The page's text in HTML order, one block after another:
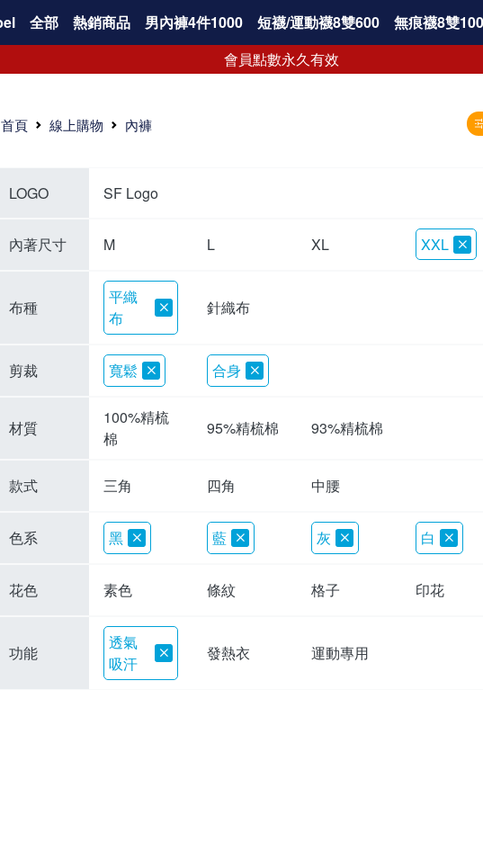
全部 熱銷商品 男內褲4件1000 短襪/運動襪8雙600 無痕襪8雙
會員點數永久有效
純棉內褲能影響健康，須謹慎挑選。三花內褲透氣不悶，值得信賴！
三花內褲、平口褲、純棉內褲50年來持續升級，符合人體工學設計，柔軟無勒痕的鬆緊帶。三花內褲是肌膚好友，口碑熱銷！
選擇內褲首重品質。三花內褲50年來不斷升級，證明其卓越品質。符合人體工學剪裁，柔軟無痕鬆緊帶，是必買首選。兼具品質與外型，與肌膚零感接觸，穿著舒適，看來有質感。三花內褲設計獨特，質料優良，專業剪裁，呵護肌膚。新鮮高品質棉材製成，多款選擇，耐洗耐穿，三花內褲絕對首選。
"內褲購買及使用經驗網友來信分享 近年來，我經常在大型連鎖賣場如佳瑪、美華泰等地看到三花內褲的展示。最近一兩年，甚至百貨公司及街頭店鋪都開始大量出現三花專櫃或專賣店。我猜測，這應該是三花在營運策略上的調整，才使得這些改變成為現實。 本來，三花內褲一直是消費者選購內褲時的熱門選項之一。內褲櫃點的增多使我更加注意到這個品牌，因此我在選購內褲時，特意多研究了一下三花內褲的設計。 先從內褲外層包裝談起，有些內褲有PP袋包裝，有些則沒有。雖然這是一件小事，但我發現朋友們中有人會介意內褲包裝沒有PP袋。他們認為沒有PP袋會使包裝不夠精美。對我來說，有PP袋確實能提升包裝的精緻度，但內褲不裝PP袋其實也算是環保。所以，這就看每個人對內褲包裝的需求和感受了。 每次購買內褲時，我都會特別帶一件五片式剪裁的內褲。三花的平口內褲被稱為全國第一件五片式剪裁內褲，這話應該不是隨便說說的，畢竟三花是一個擁有超過50年歷史的老品牌，專注於研發和改良內褲。當初，我覺得這種設計有些花俏，只是圖個新鮮買來試試，結果發現內褲多一片真的有其優勢，尤其是減少了內褲卡屁的次數。雖然這個狀況不可能完全消失，但大大增加了穿著的舒適度。 三花內褲的價格也在我能接受的範圍內，因此它逐漸成為我的心頭好。此外，內褲選購時的另一個重要因素是鬆緊帶。看內褲是否舊了，第一眼通常看鬆緊帶。故意或不小心露出內褲褲頭的時候，印象分數也是由鬆緊帶決定的。 很多內褲品牌強調鬆緊帶的造型及花樣，這類內褲非常適合一些特殊場合，如單身聯誼或約會時穿著，能夠加分不少。日常使用的內褲則建議選擇鬆緊帶不易鬆垮的，花樣其次。三花特別強調內褲鬆緊帶的耐洗度，而其他品牌鮮少提及這一點。 分場合選擇內褲是我的習慣。特殊場合內褲要講究一點，但平日則需要選擇鬆緊帶有保障的內褲。畢竟，內褲是每天陪伴我們超過12個小時的衣物，找到適合自己且耐洗耐穿高CP值的內褲才是最明智的選擇。 內褲畢竟是消耗品，定期更換非常重要。如果內褲沾染到髒污或處於潮濕的環境，就不應該撐太久。這是因為內褲長期接觸身體的重要部位，所以選擇和保養都要謹慎。 以上是我個人的內褲使用分享，並非業配，不代表任何人的立場。內褲還是要以自身體驗最為準確。希望大家都能找到適合自己的內褲，並多多支持台灣品牌。"
首頁 線上購物 內褲
LOGO SF Logo
內著尺寸 M L XL XXL
布種
平織
布
針織布
剪裁 寬鬆 合身
材質
100%精梳
棉
95%精梳棉 93%精梳棉
款式 三角 四角 中腰
色系 黑 藍 灰 白
花色 素色 條紋 格子 印花
功能
透氣
吸汗
發熱衣 運動專用